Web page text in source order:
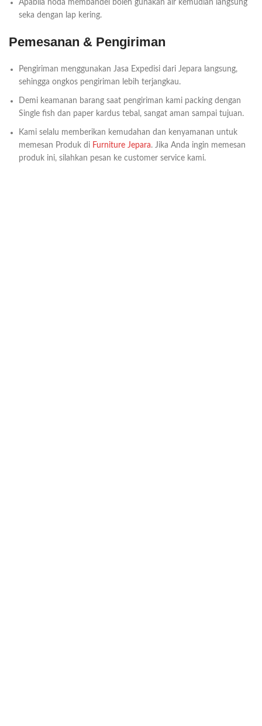
Apabila noda membandel boleh gunakan air kemudian langsung
seka dengan lap kering.
Pemesanan & Pengiriman
Pengiriman menggunakan Jasa Expedisi dari Jepara langsung,
sehingga ongkos pengiriman lebih terjangkau.
Demi keamanan barang saat pengiriman kami packing dengan
Single fish dan paper kardus tebal, sangat aman sampai tujuan.
Kami selalu memberikan kemudahan dan kenyamanan untuk
memesan Produk di Furniture Jepara. Jika Anda ingin memesan
produk ini, silahkan pesan ke customer service kami.